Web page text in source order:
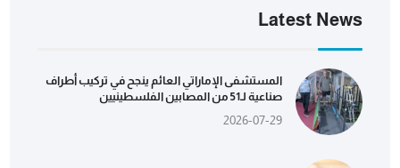
Latest News
المستشفى الإماراتي العائم ينجح في تركيب أطراف
صناعية لـ51 من المصابين الفلسطينيين
2026-07-29